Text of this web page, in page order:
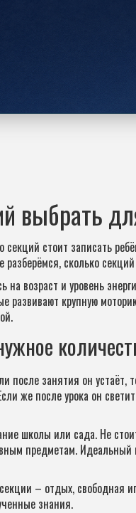
выбрать
стоит записать
разберёмся, сколько
на возраст и уровень
развивают крупную
после занятия он устаёт,
же после урока он
школы или сада. Не
предметам.
– отдых, свободная
знания.